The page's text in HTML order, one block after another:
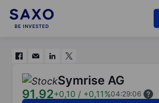
Symrise AG
91,92+0,10 / +0,11%04:29:06